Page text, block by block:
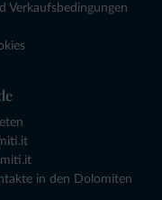
Verkaufsbedingungen
in den Dolomiten